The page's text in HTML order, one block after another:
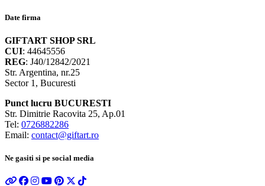
Date firma
GIFTART SHOP SRL
CUI: 44645556
REG: J40/12842/2021
Str. Argentina, nr.25
Sector 1, Bucuresti
Punct lucru BUCURESTI
Str. Dimitrie Racovita 25, Ap.01
Tel: 0726882286
Email: contact@giftart.ro
Ne gasiti si pe social media